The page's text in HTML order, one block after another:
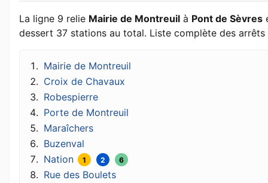
La ligne 9 relie Mairie de Montreuil à Pont de Sèvres
dessert 37 stations au total. Liste complète des arrêts
Mairie de Montreuil
Croix de Chavaux
Robespierre
Porte de Montreuil
Maraîchers
Buzenval
Nation
1 2 6
Rue des Boulets